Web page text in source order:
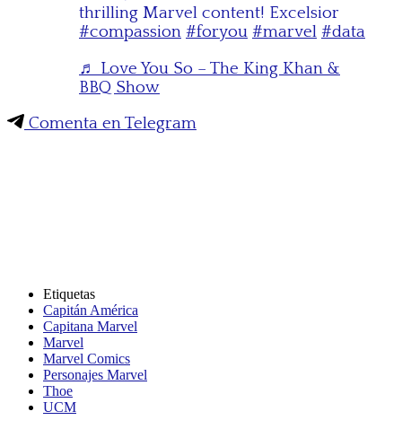
thrilling Marvel content! Excelsior
#compassion #foryou #marvel #data
♬ Love You So – The King Khan &
BBQ Show
Comenta en Telegram
Etiquetas
Capitán América
Capitana Marvel
Marvel
Marvel Comics
Personajes Marvel
Thoe
UCM